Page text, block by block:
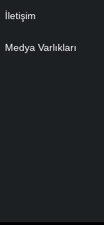
İletişim
Medya Varlıkları